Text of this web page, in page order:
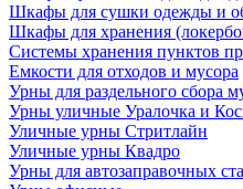
Шкафы для сушки одежды и
Шкафы для хранения
Системы хранения пунктов
Емкости для отходов и мусора
Урны для раздельного сбора
Урны уличные Уралочка и
Уличные урны Стритлайн
Уличные урны Квадро
Урны для автозаправочных